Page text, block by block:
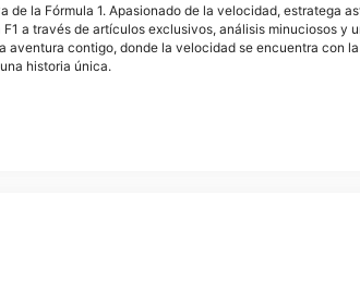
la Fórmula 1. Apasionado de la velocidad, estratega
a través de artículos exclusivos, análisis minuciosos y
aventura contigo, donde la velocidad se encuentra con la
historia única.